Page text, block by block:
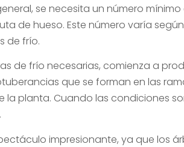
se necesita un número
de hueso. Este número varía
de frío.
de frío necesarias, comienza a
que se forman en las
planta. Cuando las condiciones
impresionante, ya que los